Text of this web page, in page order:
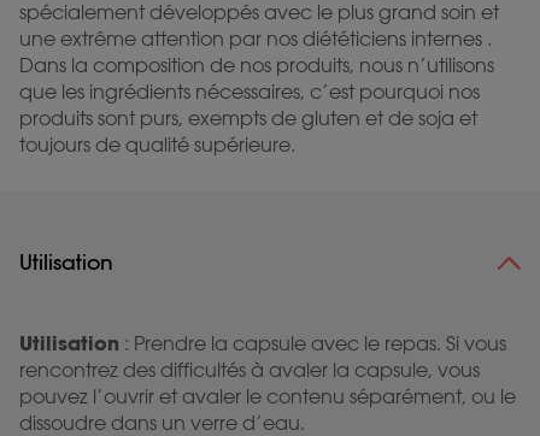
spécialement développés avec le plus grand soin et
une extrême attention par nos diététiciens internes .
Dans la composition de nos produits, nous n’utilisons
que les ingrédients nécessaires, c’est pourquoi nos
produits sont purs, exempts de gluten et de soja et
toujours de qualité supérieure.
Utilisation
Utilisation : Prendre la capsule avec le repas. Si vous
rencontrez des difficultés à avaler la capsule, vous
pouvez l’ouvrir et avaler le contenu séparément, ou le
dissoudre dans un verre d’eau.